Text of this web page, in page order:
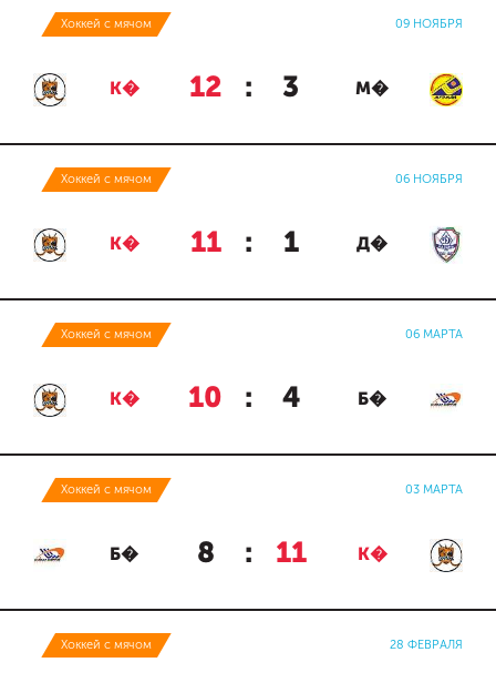
Хоккей с мячом 09 НОЯБРЯ
К� 12 : 3 М�
Хоккей с мячом 06 НОЯБРЯ
К� 11 : 1 Д�
Хоккей с мячом 06 МАРТА
К� 10 : 4 Б�
Хоккей с мячом 03 МАРТА
Б� 8 : 11 К�
Хоккей с мячом 28 ФЕВРАЛЯ